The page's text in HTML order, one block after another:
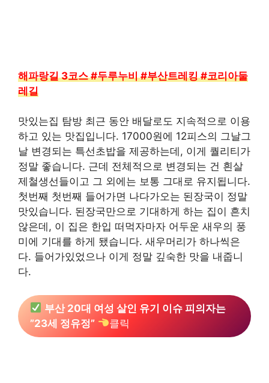
해파랑길 3코스 #두루누비 #부산트레킹 #코리아둘
레길
맛있는집 탐방 최근 동안 배달로도 지속적으로 이용
하고 있는 맛집입니다. 17000원에 12피스의 그날그
날 변경되는 특선초밥을 제공하는데, 이게 퀄리티가
정말 좋습니다. 근데 전체적으로 변경되는 건 흰살
제철생선들이고 그 외에는 보통 그대로 유지됩니다.
첫번째 첫번째 들어가면 나다가오는 된장국이 정말
맛있습니다. 된장국만으로 기대하게 하는 집이 흔치
않은데, 이 집은 한입 떠먹자마자 어두운 새우의 풍
미에 기대를 하게 됐습니다. 새우머리가 하나씩은
다. 들어가있었으나 이게 정말 깊숙한 맛을 내줍니
다.
부산 20대 여성 살인 유기 이슈 피의자는
”23세 정유정”
클릭